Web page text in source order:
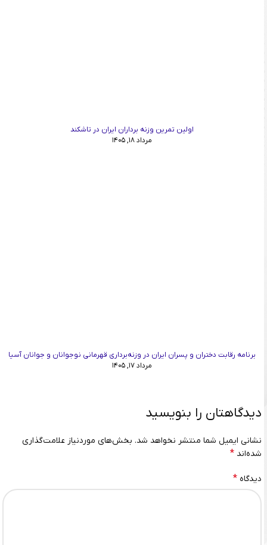
اولین تمرین وزنه برداران ایران در تاشکند
مرداد ۱۸, ۱۴۰۵
برنامه رقابت دختران و پسران ایران در وزنه‌برداری قهرمانی نوجوانان و جوانان آسیا
مرداد ۱۷, ۱۴۰۵
دیدگاهتان را بنویسید
نشانی ایمیل شما منتشر نخواهد شد. بخش‌های موردنیاز علامت‌گذاری
شده‌اند *
دیدگاه *